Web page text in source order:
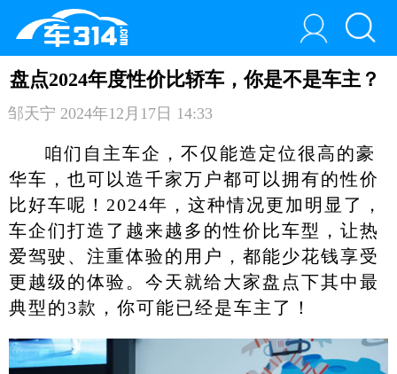
盘点2024年度性价比轿车，你是不是车主？
邹天宁 2024年12月17日 14:33
咱们自主车企，不仅能造定位很高的豪
华车，也可以造千家万户都可以拥有的性价
比好车呢！2024年，这种情况更加明显了，
车企们打造了越来越多的性价比车型，让热
爱驾驶、注重体验的用户，都能少花钱享受
更越级的体验。今天就给大家盘点下其中最
典型的3款，你可能已经是车主了！